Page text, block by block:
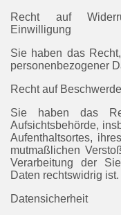
Recht auf
Einwilligung
Sie haben das
personenbezogener
Recht auf
Sie haben das
Aufsichtsbehörde,
Aufenthaltsortes,
mutmaßlichen
Verarbeitung der
Daten rechtswidrig ist.
Datensicherheit